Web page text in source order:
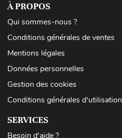
À PROPOS
Qui sommes-nous ?
Conditions générales de ventes
Mentions légales
Données personnelles
Gestion des cookies
Conditions générales d'utilisation
SERVICES
Besoin d'aide ?